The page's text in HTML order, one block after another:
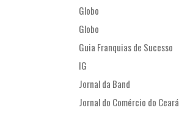
Globo
Globo
Guia Franquias de Sucesso
IG
Jornal da Band
Jornal do Comércio do Ceará